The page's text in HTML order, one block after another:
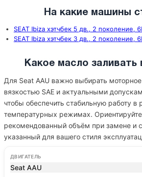
На какие машины
SEAT Ibiza хэтчбек 5 дв., 2 поколение,
SEAT Ibiza хэтчбек 3 дв., 2 поколение,
Какое масло заливать
Для Seat AAU важно выбирать
вязкостью SAE и актуальными
чтобы обеспечить стабильную работу в
температурных режимах.
рекомендованный объём при замене и
указанный для вашего стиля
ДВИГАТЕЛЬ
Seat AAU